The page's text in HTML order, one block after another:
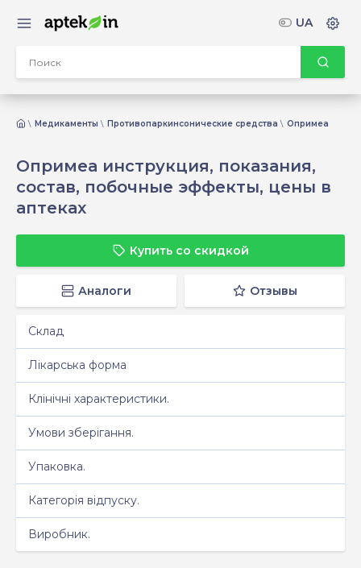
Медикаменты Противопаркинсонические средства Опримеа
Опримеа инструкция, показания,
состав, побочные эффекты, цены в
аптеках
Купить со скидкой
Аналоги Отзывы
Склад
Лікарська форма
Клінічні характеристики.
Умови зберігання.
Упаковка.
Категорія відпуску.
Виробник.
UA